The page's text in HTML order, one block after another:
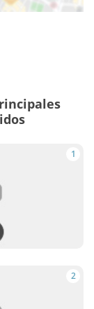
1
2